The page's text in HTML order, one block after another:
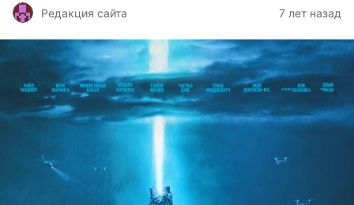
Редакция сайта 7 лет назад